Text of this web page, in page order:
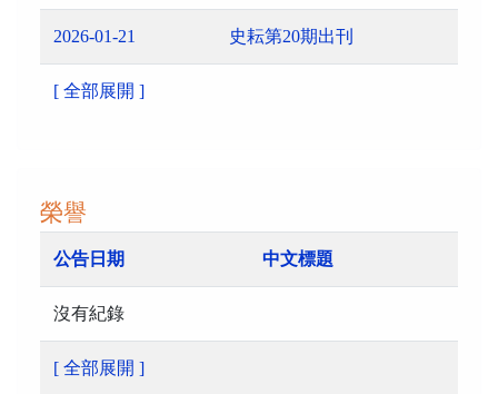
2026-01-21 史耘第20期出刊
[ 全部展開 ]
榮譽
公告日期 中文標題
沒有紀錄
[ 全部展開 ]